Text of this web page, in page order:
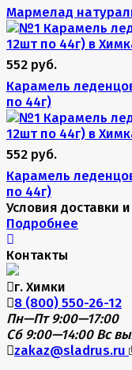
Мармелад
552 руб.
Карамель
по 44г)
552 руб.
Карамель
по 44г)
Условия доставки
Подробнее
Контакты
г. Химки
8 (800) 550-26-12
Пн—Пт 9:00—17:00
Сб 9:00—14:00 Вс
zakaz@sladrus.ru